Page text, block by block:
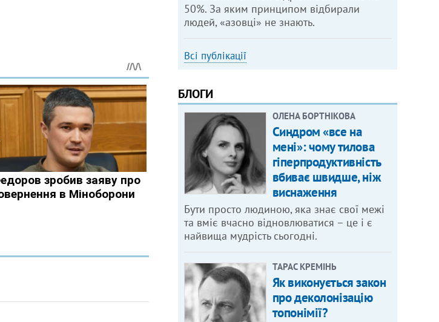
50%. За яким принципом відбирали
людей, «азовці» не знають.
Всі публікації
БЛОГИ
ОЛЕНА БОРТНІКОВА
Синдром «все на
мені»: чому тилова
гіперпродуктивність
вбиває швидше, ніж
виснаження
Бути просто людиною, яка знає свої межі
та вміє вчасно відновлюватися – це і є
найвища мудрість сьогодні.
ТАРАС КРЕМІНЬ
Як виконується закон
про деколонізацію
топонімії?